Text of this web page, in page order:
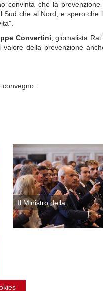
convinta che la
Sud che al Nord, e spero
Convertini, giornalista
della prevenzione
convegno:
Il Ministro della…